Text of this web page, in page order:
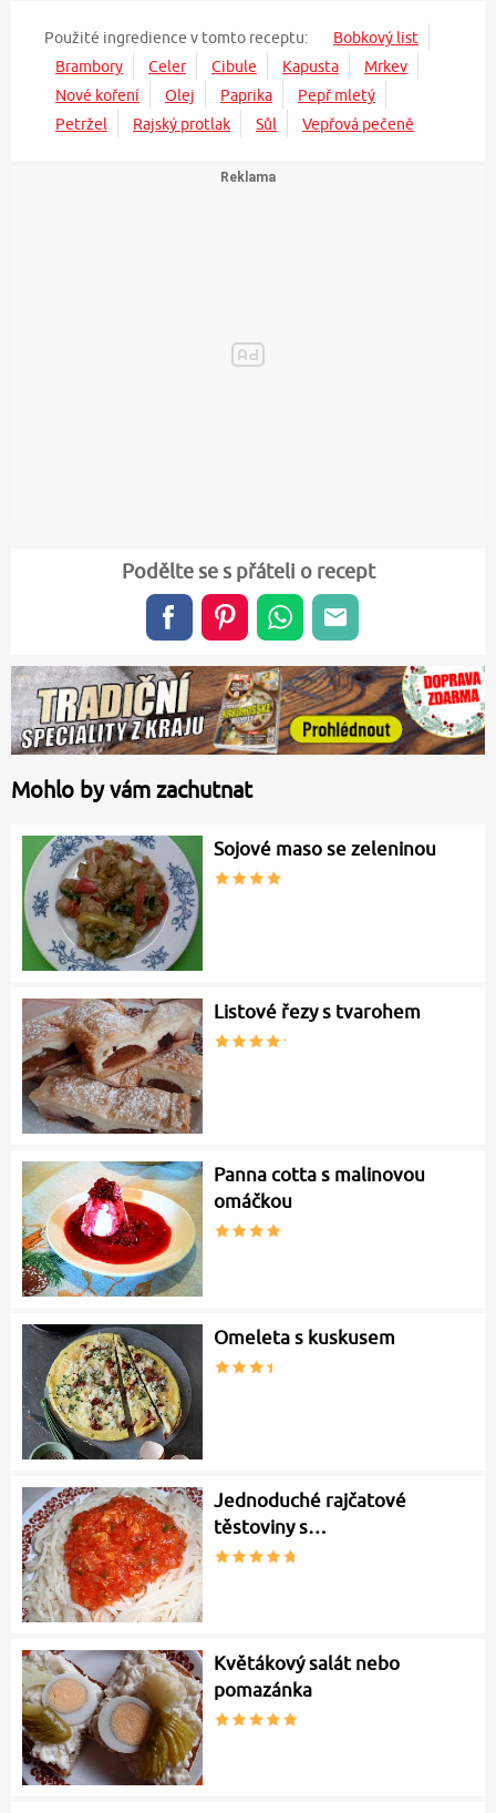
Použité ingredience v tomto receptu:
Bobkový list
Brambory
Celer Cibule Kapusta
Mrkev
Nové koření
Olej Paprika
Pepř mletý
Petržel
Rajský protlak Sůl Vepřová pečeně
Podělte se s přáteli o recept
Mohlo by vám zachutnat
Sojové maso se zeleninou
Listové řezy s tvarohem
Panna cotta s malinovou
omáčkou
Omeleta s kuskusem
Jednoduché rajčatové
těstoviny s…
Květákový salát nebo
pomazánka